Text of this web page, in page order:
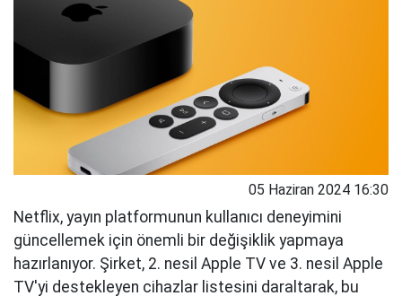
05 Haziran 2024 16:30
Netflix, yayın platformunun kullanıcı deneyimini
güncellemek için önemli bir değişiklik yapmaya
hazırlanıyor. Şirket, 2. nesil Apple TV ve 3. nesil Apple
TV'yi destekleyen cihazlar listesini daraltarak, bu